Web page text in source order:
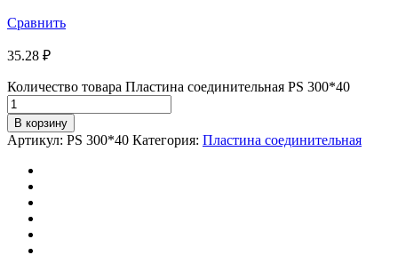
Сравнить
35.28 ₽
Количество товара Пластина соединительная PS 300*40
В корзину
Артикул: PS 300*40 Категория: Пластина соединительная